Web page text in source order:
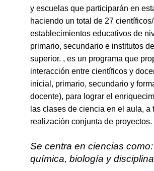
y escuelas que participarán en
haciendo un total de 27
establecimientos educativos de
primario, secundario e institutos
superior. , es un programa que
interacción entre científicos y
inicial, primario, secundario y
docente), para lograr el
las clases de ciencia en el aula, a
realización conjunta de proyectos.
Se centra en ciencias
química, biología y